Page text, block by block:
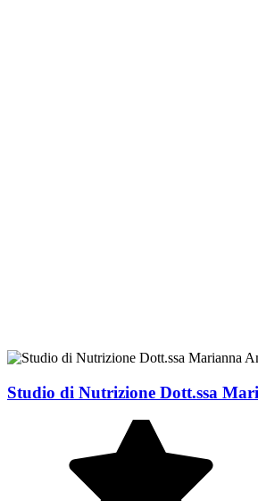
Studio di Nutrizione Dott.ssa